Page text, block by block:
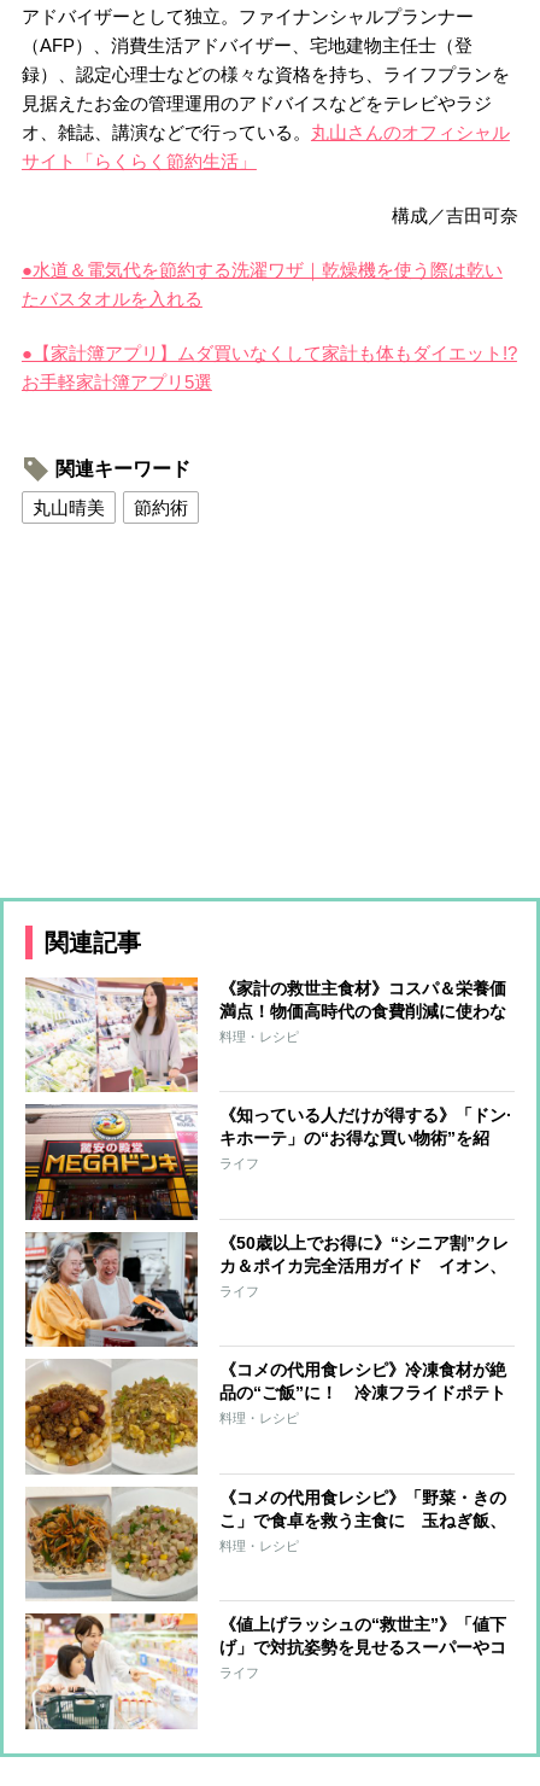
アドバイザーとして独立。ファイナンシャルプランナー
（AFP）、消費生活アドバイザー、宅地建物主任士（登
録）、認定心理士などの様々な資格を持ち、ライフプランを
見据えたお金の管理運用のアドバイスなどをテレビやラジ
オ、雑誌、講演などで行っている。 丸山さんのオフィシャル
サイト「らくらく節約生活」
構成／吉田可奈
●水道＆電気代を節約する洗濯ワザ｜乾燥機を使う際は乾い
たバスタオルを入れる
●【家計簿アプリ】ムダ買いなくして家計も体もダイエット!?
お手軽家計簿アプリ5選
関連キーワード
丸山晴美
節約術
関連記事
《家計の救世主食材》コスパ＆栄養価
満点！物価高時代の食費削減に使わな
い手はない「かいわれ」「豆苗」「え
料理・レシピ
《知っている人だけが得する》「ドン·
キホーテ」の“お得な買い物術”を紹
介！「majicaアプリ」「驚安POP」
ライフ
《50歳以上でお得に》“シニア割”クレ
カ＆ポイカ完全活用ガイド イオン、
イトーヨーカドー、ツルハドラッグ、
どで割引
ライフ
《コメの代用食レシピ》冷凍食材が絶
品の“ご飯”に！ 冷凍フライドポテト
ご飯でチリコンカンライス、切り干し
料理・レシピ
《コメの代用食レシピ》「野菜・きの
こ」で食卓を救う主食に 玉ねぎ飯、
れんこんピラフ、えのきだけビビンバ
料理・レシピ
《値上げラッシュの“救世主”》「値下
げ」で対抗姿勢を見せるスーパーやコ
ンビニのプライベートブランド “フ
ライフ